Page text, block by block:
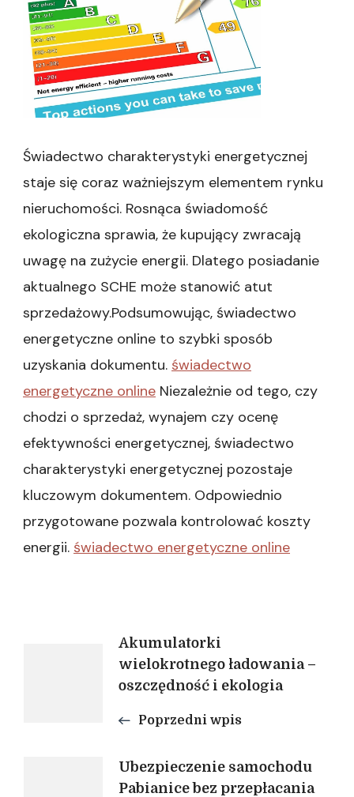
Świadectwo charakterystyki energetycznej
staje się coraz ważniejszym elementem rynku
nieruchomości. Rosnąca świadomość
ekologiczna sprawia, że kupujący zwracają
uwagę na zużycie energii. Dlatego posiadanie
aktualnego SCHE może stanowić atut
sprzedażowy.Podsumowując, świadectwo
energetyczne online to szybki sposób
uzyskania dokumentu. świadectwo
energetyczne online Niezależnie od tego, czy
chodzi o sprzedaż, wynajem czy ocenę
efektywności energetycznej, świadectwo
charakterystyki energetycznej pozostaje
kluczowym dokumentem. Odpowiednio
przygotowane pozwala kontrolować koszty
energii. świadectwo energetyczne online
Nawigacja
wpisu
Akumulatorki
wielokrotnego ładowania –
oszczędność i ekologia
Poprzedni wpis
Ubezpieczenie samochodu
Pabianice bez przepłacania